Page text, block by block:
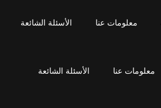
معلومات عنا الأسئلة الشائعة
معلومات عنا الأسئلة الشائعة